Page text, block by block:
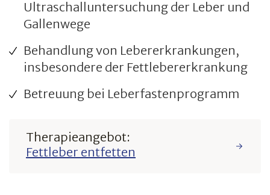
Ultraschalluntersuchung der Leber und
Gallenwege
Behandlung von Lebererkrankungen,
insbesondere der Fettlebererkrankung
Betreuung bei Leberfastenprogramm
Therapieangebot:
Fettleber entfetten